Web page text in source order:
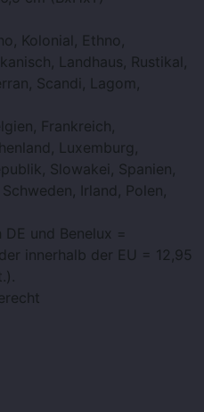
Kolonial, Ethno,
Landhaus, Rustikal,
Scandi, Lagom,
Frankreich,
Luxemburg,
Slowakei, Spanien,
Irland, Polen,
DE und Benelux =
innerhalb der EU = 12,95